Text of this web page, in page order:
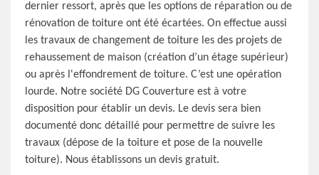
dernier ressort, après que les options de réparation ou de
rénovation de toiture ont été écartées. On effectue aussi
les travaux de changement de toiture les des projets de
rehaussement de maison (création d’un étage supérieur)
ou après l'effondrement de toiture. C’est une opération
lourde. Notre société DG Couverture est à votre
disposition pour établir un devis. Le devis sera bien
documenté donc détaillé pour permettre de suivre les
travaux (dépose de la toiture et pose de la nouvelle
toiture). Nous établissons un devis gratuit.